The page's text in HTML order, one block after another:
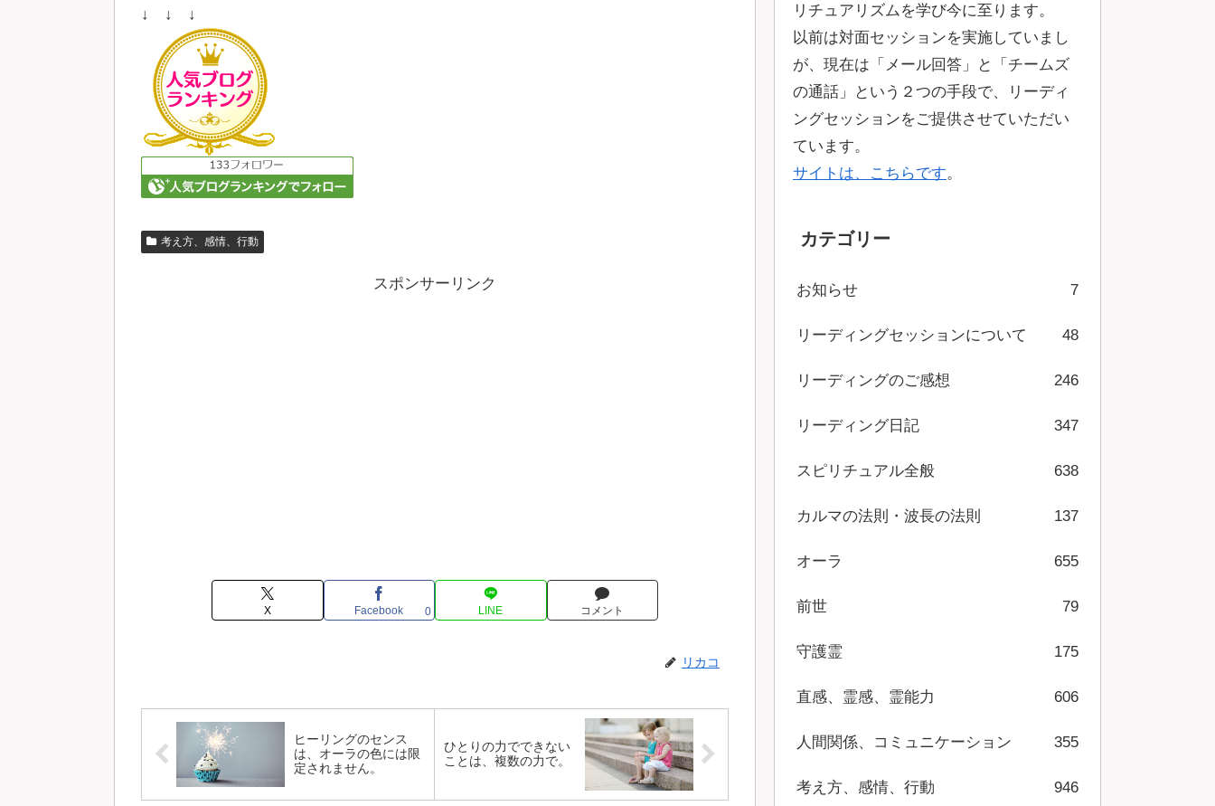
↓ ↓ ↓
考え方、感情、行動
スポンサーリンク
X Facebook 0 LINE コメント
リカコ
ヒーリングのセンス
は、オーラの色には限
定されません。
ひとりの力でできない
ことは、複数の力で。
リチュアリズムを学び今に至ります。
以前は対面セッションを実施していまし
が、現在は「メール回答」と「チームズ
の通話」という２つの手段で、リーディ
ングセッションをご提供させていただい
ています。
サイトは、こちらです。
カテゴリー
お知らせ 7
リーディングセッションについて 48
リーディングのご感想 246
リーディング日記 347
スピリチュアル全般 638
カルマの法則・波長の法則 137
オーラ 655
前世 79
守護霊 175
直感、霊感、霊能力 606
人間関係、コミュニケーション 355
考え方、感情、行動 946